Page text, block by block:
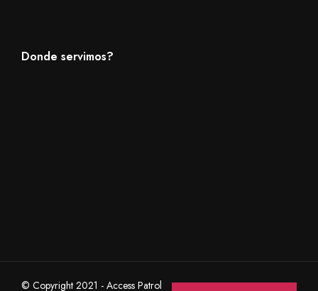
Donde servimos?
© Copyright 2021 - Access Patrol